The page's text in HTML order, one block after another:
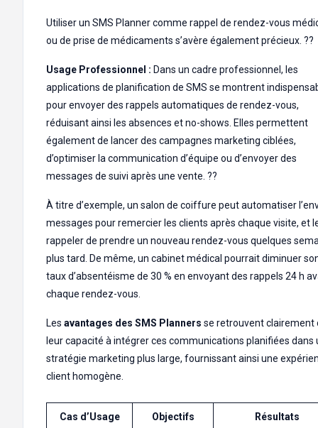
Utiliser un SMS Planner comme rappel de rendez-vous
ou de prise de médicaments s’avère également précieux. ??
Usage Professionnel : Dans un cadre professionnel, les
applications de planification de SMS se montrent
pour envoyer des rappels automatiques de rendez-vous,
réduisant ainsi les absences et no-shows. Elles permettent
également de lancer des campagnes marketing ciblées,
d’optimiser la communication d’équipe ou d’envoyer des
messages de suivi après une vente. ??
À titre d’exemple, un salon de coiffure peut automatiser
messages pour remercier les clients après chaque visite, et
rappeler de prendre un nouveau rendez-vous quelques
plus tard. De même, un cabinet médical pourrait diminuer
taux d’absentéisme de 30 % en envoyant des rappels 24 h
chaque rendez-vous.
Les avantages des SMS Planners se retrouvent clairement
leur capacité à intégrer ces communications planifiées dans
stratégie marketing plus large, fournissant ainsi une
client homogène.
Cas d’Usage Objectifs Résultats